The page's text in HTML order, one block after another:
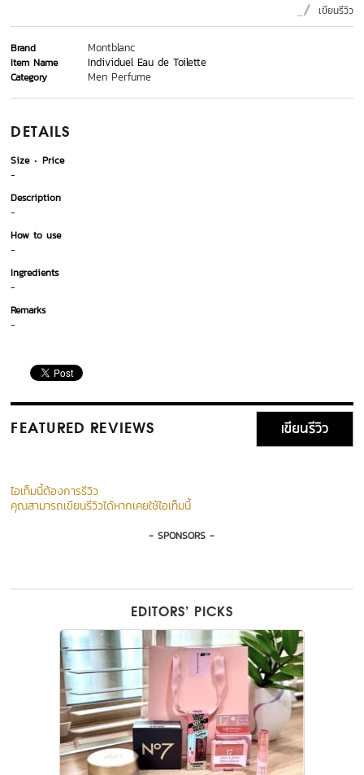
เขียนรีวิว
Brand Montblanc
Item Name Individuel Eau de Toilette
Category Men Perfume
DETAILS
Size
Price
-
Description
-
How to use
-
Ingredients
-
Remarks
-
FEATURED REVIEWS เขียนรีวิว
ไอเท็มนี้ต้องการรีวิว
คุณสามารถเขียนรีวิวได้หากเคยใช้ไอเท็มนี้
- SPONSORS -
EDITORS’ PICKS